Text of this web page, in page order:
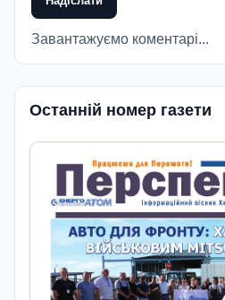
Завантажуємо коментарі...
Останній номер газети